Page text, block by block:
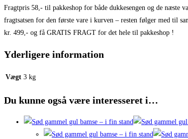
Fragtpris 58,- til pakkeshop for både dukkesengen og de næste
fragtsatsen for den første vare i kurven – resten følger med til
kr. 499,- og få GRATIS FRAGT for det hele til pakkeshop !
Yderligere information
Vægt 3 kg
Du kunne også være interesseret i…